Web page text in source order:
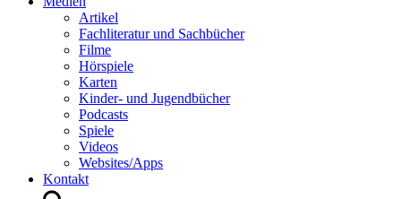
Artikel
Fachliteratur und Sachbücher
Filme
Hörspiele
Karten
Kinder- und Jugendbücher
Podcasts
Spiele
Videos
Websites/Apps
Kontakt